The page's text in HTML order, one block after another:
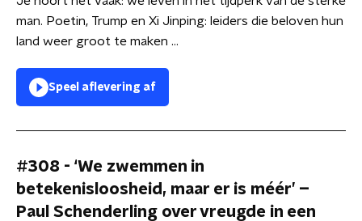
man. Poetin, Trump en Xi Jinping: leiders die beloven hun
land weer groot te maken ...
Speel aflevering af
#308 - ‘We zwemmen in
betekenisloosheid, maar er is méér’ –
Paul Schenderling over vreugde in een